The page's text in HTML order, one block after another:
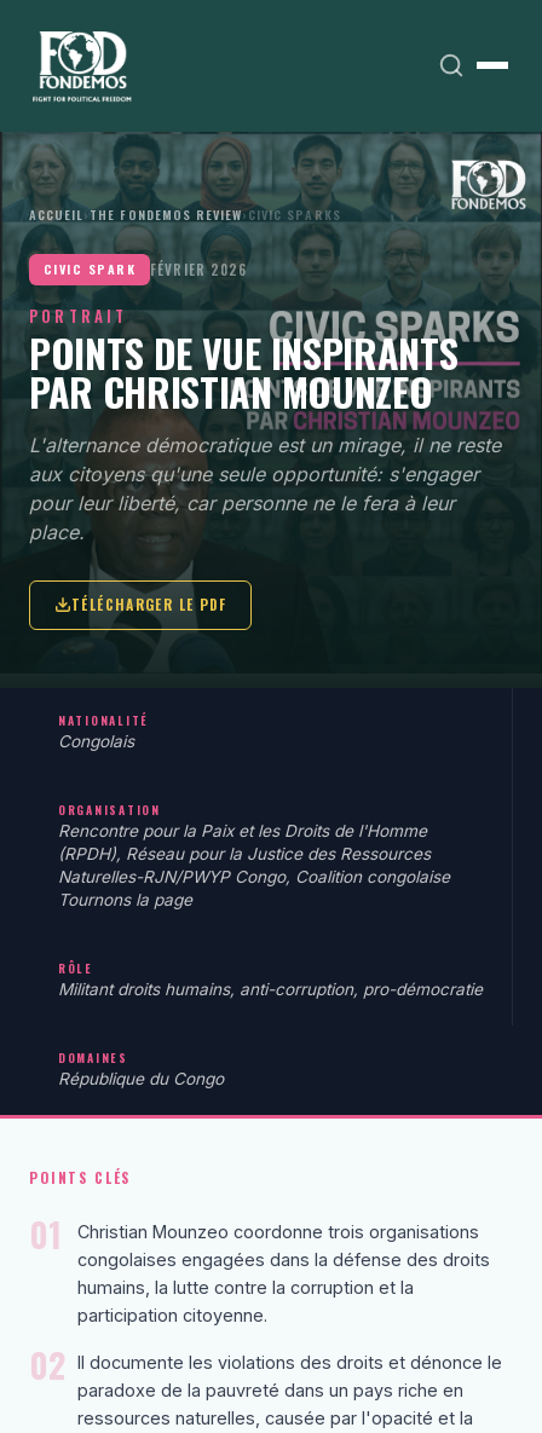
ACCUEIL›THE FONDEMOS REVIEW›CIVIC SPARKS
CIVIC SPARK FÉVRIER 2026
PORTRAIT
POINTS DE VUE INSPIRANTS
PAR CHRISTIAN MOUNZEO
L'alternance démocratique est un mirage, il ne reste
aux citoyens qu'une seule opportunité: s'engager
pour leur liberté, car personne ne le fera à leur
place.
TÉLÉCHARGER LE PDF
NATIONALITÉ
Congolais
ORGANISATION
Rencontre pour la Paix et les Droits de l'Homme
(RPDH), Réseau pour la Justice des Ressources
Naturelles-RJN/PWYP Congo, Coalition congolaise
Tournons la page
RÔLE
Militant droits humains, anti-corruption, pro-démocratie
DOMAINES
République du Congo
POINTS CLÉS
01
Christian Mounzeo coordonne trois organisations
congolaises engagées dans la défense des droits
humains, la lutte contre la corruption et la
participation citoyenne.
02
Il documente les violations des droits et dénonce le
paradoxe de la pauvreté dans un pays riche en
ressources naturelles, causée par l'opacité et la